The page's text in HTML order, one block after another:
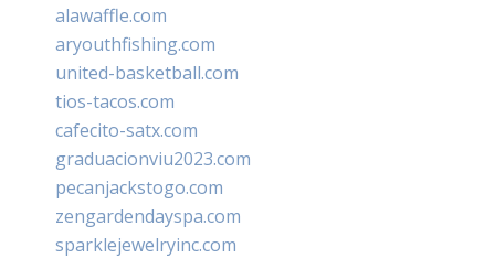
alawaffle.com
aryouthfishing.com
united-basketball.com
tios-tacos.com
cafecito-satx.com
graduacionviu2023.com
pecanjackstogo.com
zengardendayspa.com
sparklejewelryinc.com